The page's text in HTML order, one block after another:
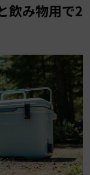
飲み物用で2